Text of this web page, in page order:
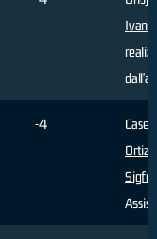
Ivan
-4
Ortiz
Assist